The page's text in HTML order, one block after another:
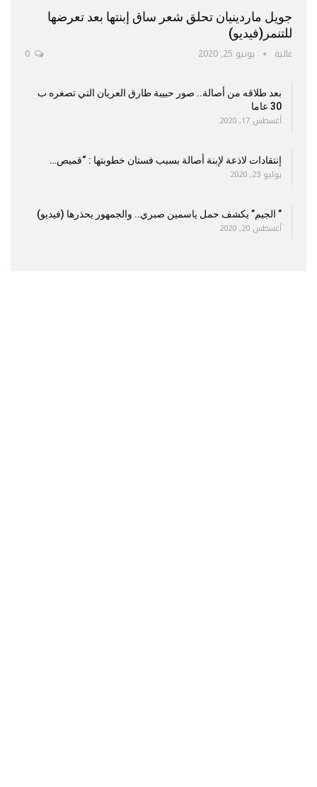
جويل ماردينيان تحلق شعر ساق إبنتها بعد تعرضها
للتنمر(فيديو)
عالية يونيو 25, 2020
بعد طلاقه من أصالة.. صور حبيبة طارق العريان التي تصغره ب
30 عاما
أغسطس 17, 2020
إنتقادات لاذعة لإبنة أصالة بسبب فستان خطوبتها : “قميص…
يوليو 23, 2020
” الجيم” يكشف حمل ياسمين صبري.. والجمهور يحذرها (فيديو)
أغسطس 20, 2020